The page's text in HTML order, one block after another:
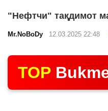
"Нефтчи" тақдимот
Mr.NoBoDy 12.03.2025 22:48
TOP